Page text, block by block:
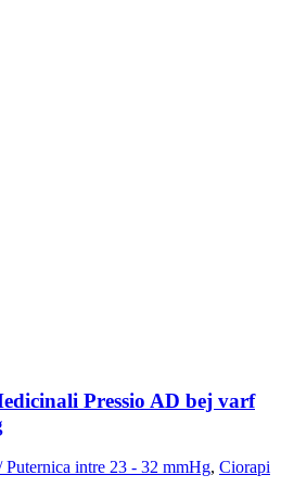
Pressio AD bej varf
intre 23 - 32 mmHg, Ciorapi